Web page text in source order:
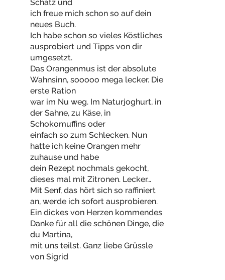
Schatz und
ich freue mich schon so auf dein
neues Buch.
Ich habe schon so vieles Köstliches
ausprobiert und Tipps von dir
umgesetzt.
Das Orangenmus ist der absolute
Wahnsinn, sooooo mega lecker. Die
erste Ration
war im Nu weg. Im Naturjoghurt, in
der Sahne, zu Käse, in
Schokomuffins oder
einfach so zum Schlecken. Nun
hatte ich keine Orangen mehr
zuhause und habe
dein Rezept nochmals gekocht,
dieses mal mit Zitronen. Lecker…
Mit Senf, das hört sich so raffiniert
an, werde ich sofort ausprobieren.
Ein dickes von Herzen kommendes
Danke für all die schönen Dinge, die
du Martina,
mit uns teilst. Ganz liebe Grüssle
von Sigrid